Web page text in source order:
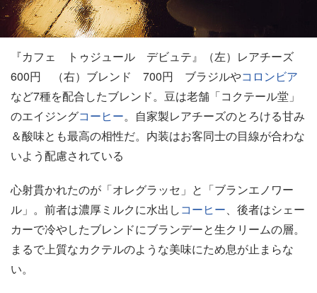
『カフェ トゥジュール デビュテ』（左）レアチーズ
600円 （右）ブレンド 700円 ブラジルやコロンビア
など7種を配合したブレンド。豆は老舗「コクテール堂」
のエイジングコーヒー。自家製レアチーズのとろける甘み
＆酸味とも最高の相性だ。内装はお客同士の目線が合わな
いよう配慮されている
心射貫かれたのが「オレグラッセ」と「ブランエノワー
ル」。前者は濃厚ミルクに水出しコーヒー 、後者はシェー
カーで冷やしたブレンドにブランデーと生クリームの層。
まるで上質なカクテルのような美味にため息が止まらな
い。